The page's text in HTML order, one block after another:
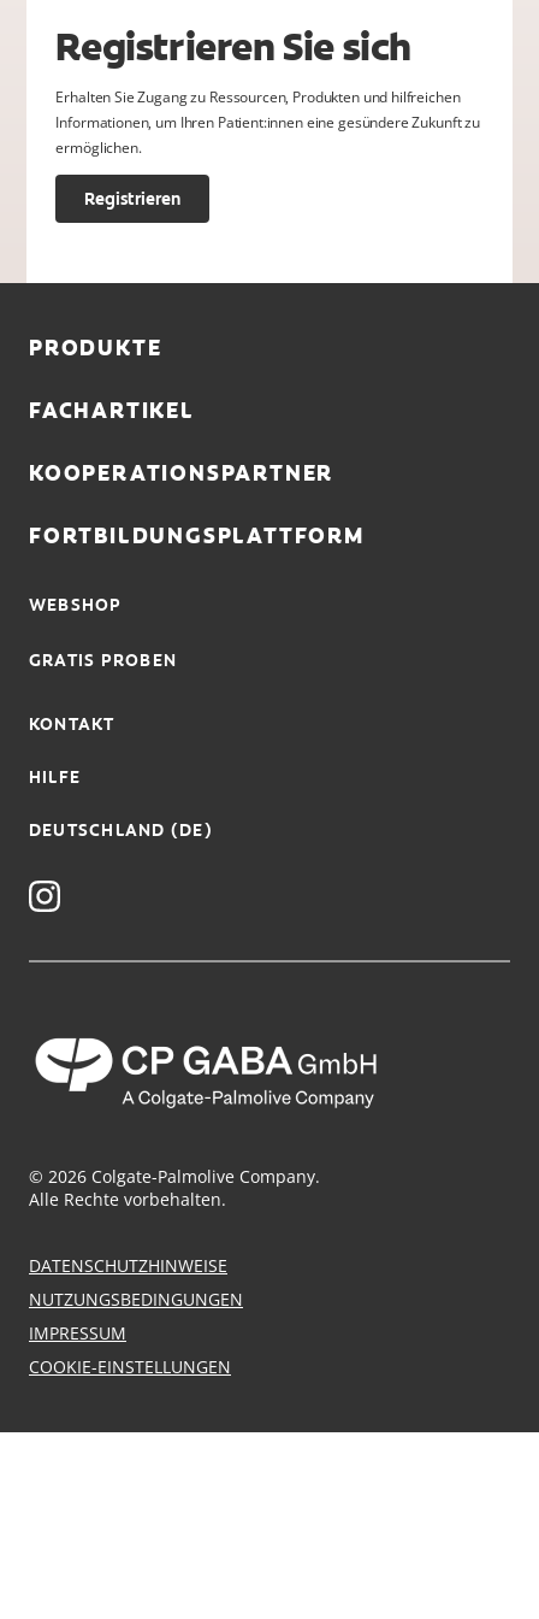
Registrieren Sie sich
Erhalten Sie Zugang zu Ressourcen, Produkten und hilfreichen
Informationen, um Ihren Patient:innen eine gesündere Zukunft zu
ermöglichen.
Registrieren
PRODUKTE
FACHARTIKEL
KOOPERATIONSPARTNER
FORTBILDUNGSPLATTFORM
WEBSHOP
GRATIS PROBEN
KONTAKT
HILFE
DEUTSCHLAND (DE)
© 2026 Colgate-Palmolive Company.
Alle Rechte vorbehalten.
DATENSCHUTZHINWEISE
NUTZUNGSBEDINGUNGEN
IMPRESSUM
COOKIE-EINSTELLUNGEN